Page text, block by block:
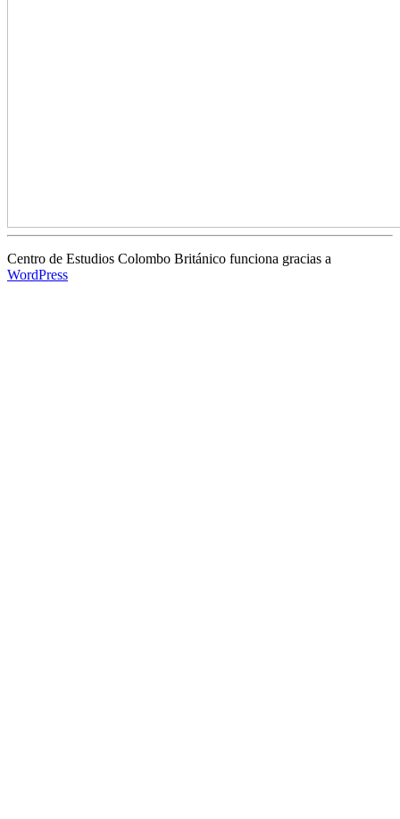
Centro de Estudios Colombo Británico funciona gracias a
WordPress